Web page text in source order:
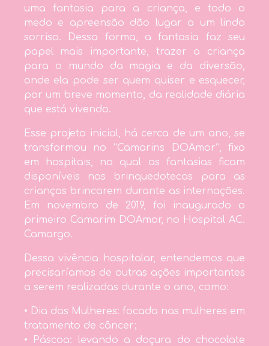
uma fantasia para a criança, e todo o
medo e apreensão dão lugar a um lindo
sorriso. Dessa forma, a fantasia faz seu
papel mais importante, trazer a criança
para o mundo da magia e da diversão,
onde ela pode ser quem quiser e esquecer,
por um breve momento, da realidade diária
que está vivendo.
Esse projeto inicial, há cerca de um ano, se
transformou no “Camarins DOAmor”, fixo
em hospitais, no qual as fantasias ficam
disponíveis nas brinquedotecas para as
crianças brincarem durante as internações.
Em novembro de 2019, foi inaugurado o
primeiro Camarim DOAmor, no Hospital AC.
Camargo.
Dessa vivência hospitalar, entendemos que
precisaríamos de outras ações importantes
a serem realizadas durante o ano, como:
• Dia das Mulheres: focada nas mulheres em
tratamento de câncer;
• Páscoa: levando a doçura do chocolate